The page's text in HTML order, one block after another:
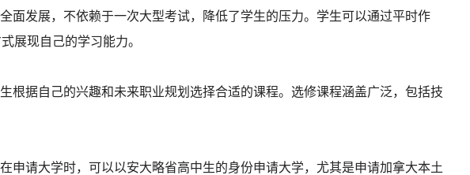
发展，不依赖于一次大型考试，降低了学生的压力。学生可以通过平时作
展现自己的学习能力。
据自己的兴趣和未来职业规划选择合适的课程。选修课程涵盖广泛，包括技
请大学时，可以以安大略省高中生的身份申请大学，尤其是申请加拿大本土